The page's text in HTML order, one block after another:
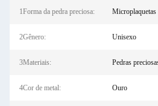
1Forma da pedra preciosa: Microplaquetas
2Gênero: Unisexo
3Materiais: Pedras
4Cor de metal: Ouro